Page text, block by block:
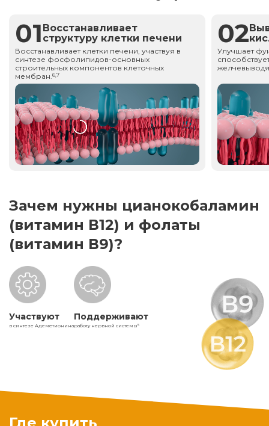
01 Восстанавливает
структуру клетки печени
Восстанавливает клетки печени, участвуя в
синтезе фосфолипидов-основных
строительных компонентов клеточных
мембран.6,7
02
Улучшает
Зачем нужны цианокобаламин
(витамин В12) и фолаты
(витамин В9)?
Участвуют
в синтезе Адеметионина
Поддерживают
работу нервной системы5